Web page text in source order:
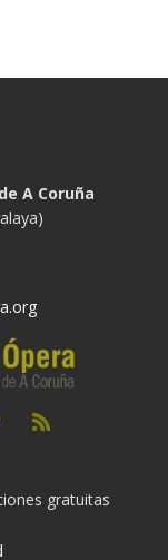
A Coruña
gratuitas